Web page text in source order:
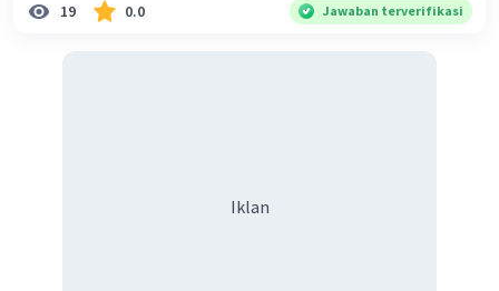
19 0.0 Jawaban terverifikasi
Iklan